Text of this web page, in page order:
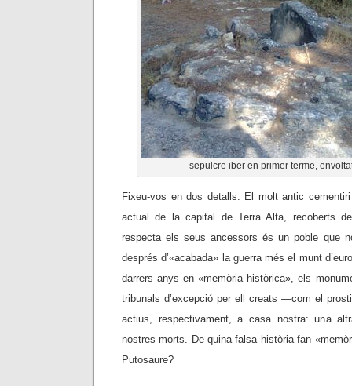
sepulcre iber en primer terme,
Fixeu-vos en dos detalls. El molt antic
actual de la capital de Terra Alta, recoberts
respecta els seus ancessors és un poble que
després d’«acabada» la guerra més el munt
darrers anys en «memòria històrica», els
tribunals d’excepció per ell creats —com el
actius, respectivament, a casa nostra: una
nostres morts. De quina falsa història fan
Putosaure?